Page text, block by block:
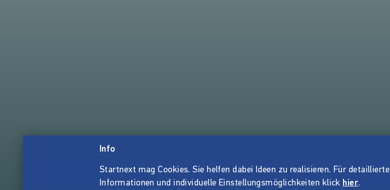
Info
Startnext mag Cookies. Sie helfen dabei Ideen zu realisieren. Für detaillierte
Informationen und individuelle Einstellungsmöglichkeiten klick hier.